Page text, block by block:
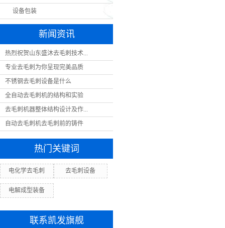
设备包装
新闻资讯
热烈祝贺山东盛沐去毛刺技术...
专业去毛刺为你呈现完美品质
不锈钢去毛刺设备是什么
全自动去毛刺机的结构和实验
去毛刺机器整体结构设计及作...
自动去毛刺机去毛刺前的铸件
热门关键词
电化学去毛刺 去毛刺设备
电解成型装备
联系凯发旗舰